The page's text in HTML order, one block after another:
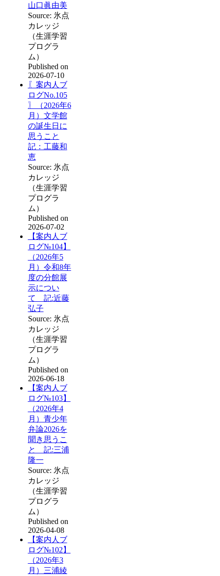
山口眞由美
Source: 氷点
カレッジ
（生涯学習
プログラ
ム）
Published on
2026-07-10
〖案内人ブ
ログNo.105
〗（2026年6
月）文学館
の誕生日に
思うこと
記：工藤和
恵
Source: 氷点
カレッジ
（生涯学習
プログラ
ム）
Published on
2026-07-02
【案内人ブ
ログ№104】
（2026年5
月）令和8年
度の分館展
示につい
て 記:近藤
弘子
Source: 氷点
カレッジ
（生涯学習
プログラ
ム）
Published on
2026-06-18
【案内人ブ
ログ№103】
（2026年4
月）青少年
弁論2026を
聞き思うこ
と 記:三浦
隆一
Source: 氷点
カレッジ
（生涯学習
プログラ
ム）
Published on
2026-04-08
【案内人ブ
ログ№102】
（2026年3
月）三浦綾